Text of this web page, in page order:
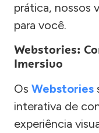
prática, nossos
para você.
Webstories:
Imersivo
Os Webstories
interativa de
experiência